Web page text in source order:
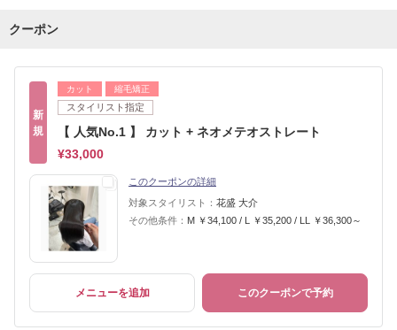
クーポン
新
規
カット 縮毛矯正
スタイリスト指定
【 人気No.1 】 カット + ネオメテオストレート
¥33,000
このクーポンの詳細
対象スタイリスト： 花盛 大介
その他条件： M ￥34,100 / L ￥35,200 / LL ￥36,300～
メニューを追加 このクーポンで予約